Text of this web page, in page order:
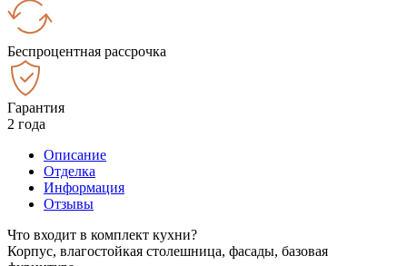
Беспроцентная рассрочка
Гарантия
2 года
Описание
Отделка
Информация
Отзывы
Что входит в комплект кухни?
Корпус, влагостойкая столешница, фасады, базовая